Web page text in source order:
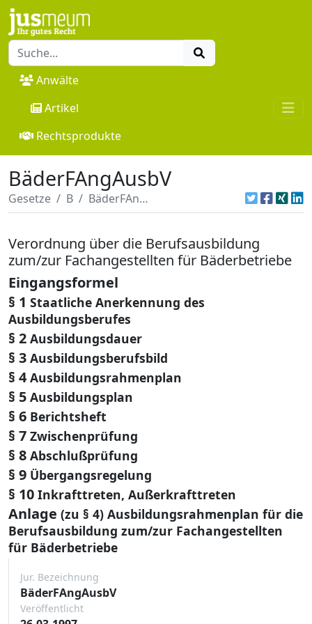
Anwälte
Artikel
Rechtsprodukte
BäderFAngAusbV
Gesetze B BäderFAngAusbV
Verordnung über die Berufsausbildung
zum/zur Fachangestellten für Bäderbetriebe
Eingangsformel
§ 1 Staatliche Anerkennung des
Ausbildungsberufes
§ 2 Ausbildungsdauer
§ 3 Ausbildungsberufsbild
§ 4 Ausbildungsrahmenplan
§ 5 Ausbildungsplan
§ 6 Berichtsheft
§ 7 Zwischenprüfung
§ 8 Abschlußprüfung
§ 9 Übergangsregelung
§ 10 Inkrafttreten, Außerkrafttreten
Anlage (zu § 4) Ausbildungsrahmenplan für die
Berufsausbildung zum/zur Fachangestellten
für Bäderbetriebe
Jur. Bezeichnung
BäderFAngAusbV
Veröffentlicht